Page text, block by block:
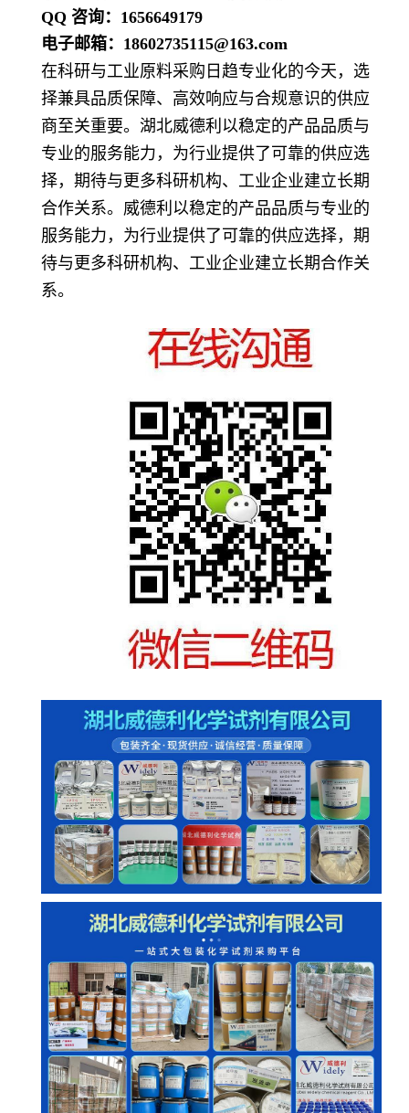
QQ 咨询：1656649179
电子邮箱：18602735115@163.com
在科研与工业原料采购日趋专业化的今天，选
择兼具品质保障、高效响应与合规意识的供应
商至关重要。湖北威德利以稳定的产品品质与
专业的服务能力，为行业提供了可靠的供应选
择，期待与更多科研机构、工业企业建立长期
合作关系。威德利以稳定的产品品质与专业的
服务能力，为行业提供了可靠的供应选择，期
待与更多科研机构、工业企业建立长期合作关
系。